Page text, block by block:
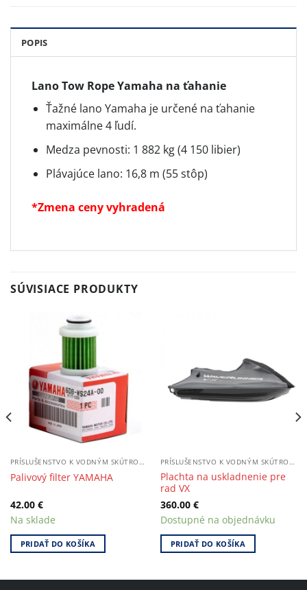
POPIS
Lano Tow Rope Yamaha na ťahanie
Ťažné lano Yamaha je určené na ťahanie
maximálne 4 ľudí.
Medza pevnosti: 1 882 kg (4 150 libier)
Plávajúce lano: 16,8 m (55 stôp)
*Zmena ceny vyhradená
SÚVISIACE PRODUKTY
PRÍSLUŠENSTVO K VODNÝM SKÚTROM / LODIAM
Palivový filter YAMAHA
42.00 €
Na sklade
PRIDAŤ DO KOŠÍKA
PRÍSLUŠENSTVO K VODNÝM SKÚTROM / LODIAM
Plachta na uskladnenie pre
rad VX
360.00 €
Dostupné na objednávku
PRIDAŤ DO KOŠÍKA